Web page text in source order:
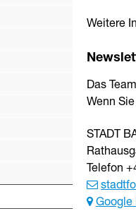
Weitere
Das
Wenn
STADT
Telefon
Google